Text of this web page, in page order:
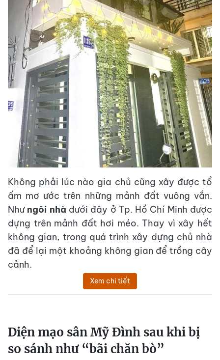
Không phải lúc nào gia chủ cũng xây được tổ
ấm mơ ước trên những mảnh đất vuông vắn.
Như ngôi nhà dưới đây ở Tp. Hồ Chí Minh được
dựng trên mảnh đất hơi méo. Thay vì xây hết
không gian, trong quá trình xây dựng chủ nhà
đã để lại một khoảng không gian để trồng cây
cảnh.
Xem chi tiết
Diện mạo sân Mỹ Đình sau khi bị
so sánh như “bãi chăn bò”